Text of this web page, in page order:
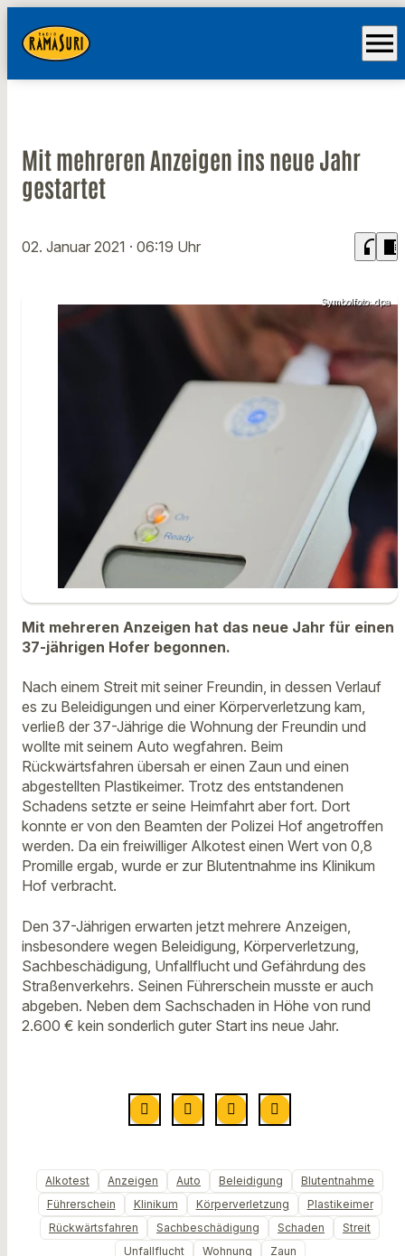
menu
Mit mehreren Anzeigen ins neue Jahr
gestartet
02. Januar 2021 · 06:19 Uhr headphones chrome_reader_mode
Symbolfoto: dpa
Mit mehreren Anzeigen hat das neue Jahr für einen
37-jährigen Hofer begonnen.
Nach einem Streit mit seiner Freundin, in dessen Verlauf
es zu Beleidigungen und einer Körperverletzung kam,
verließ der 37-Jährige die Wohnung der Freundin und
wollte mit seinem Auto wegfahren. Beim
Rückwärtsfahren übersah er einen Zaun und einen
abgestellten Plastikeimer. Trotz des entstandenen
Schadens setzte er seine Heimfahrt aber fort. Dort
konnte er von den Beamten der Polizei Hof angetroffen
werden. Da ein freiwilliger Alkotest einen Wert von 0,8
Promille ergab, wurde er zur Blutentnahme ins Klinikum
Hof verbracht.
Den 37-Jährigen erwarten jetzt mehrere Anzeigen,
insbesondere wegen Beleidigung, Körperverletzung,
Sachbeschädigung, Unfallflucht und Gefährdung des
Straßenverkehrs. Seinen Führerschein musste er auch
abgeben. Neben dem Sachschaden in Höhe von rund
2.600 € kein sonderlich guter Start ins neue Jahr.
Alkotest Anzeigen Auto Beleidigung
Blutentnahme
Führerschein
Klinikum Körperverletzung
Plastikeimer
Rückwärtsfahren
Sachbeschädigung Schaden
Streit
Unfallflucht
Wohnung Zaun